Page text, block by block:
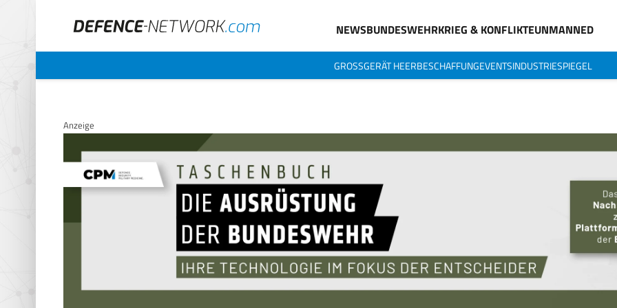
NEWSBUNDESWEHRKRIEG & KONFLIKTEUNMANNED
GROSSGERÄT HEERBESCHAFFUNGEVENTSINDUSTRIESPIEGEL
Anzeige